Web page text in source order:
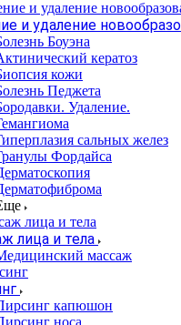
и удаление
Боуэна
кератоз
кожи
Педжета
Удаление.
сальных желез
Фордайса
лица и тела
массаж
капюшон
носа